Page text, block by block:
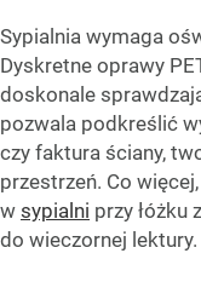
Sypialnia wymaga
Dyskretne oprawy
doskonale
pozwala podkreślić
czy faktura ściany,
przestrzeń. Co
w sypialni przy łóżku
do wieczornej lektury.